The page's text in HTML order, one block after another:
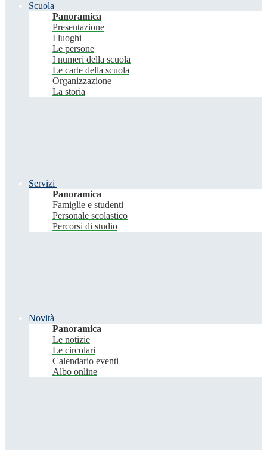
Scuola
Panoramica
Presentazione
I luoghi
Le persone
I numeri della scuola
Le carte della scuola
Organizzazione
La storia
Servizi
Panoramica
Famiglie e studenti
Personale scolastico
Percorsi di studio
Novità
Panoramica
Le notizie
Le circolari
Calendario eventi
Albo online